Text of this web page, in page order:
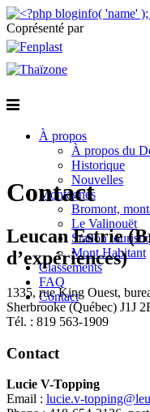
Coprésenté par
À propos
À propos du
Historique
Nouvelles
Montagnes
Bromont,
Le Valinouët
Station
Mont Habitant
Classements
FAQ
Contact
Contact
Leucan Estrie
d’expériences)
1335, rue King Ouest,
Sherbrooke (Québec) J1J
Tél. : 819 563-1909
Contact
Lucie V-Topping
Email : lucie.v-